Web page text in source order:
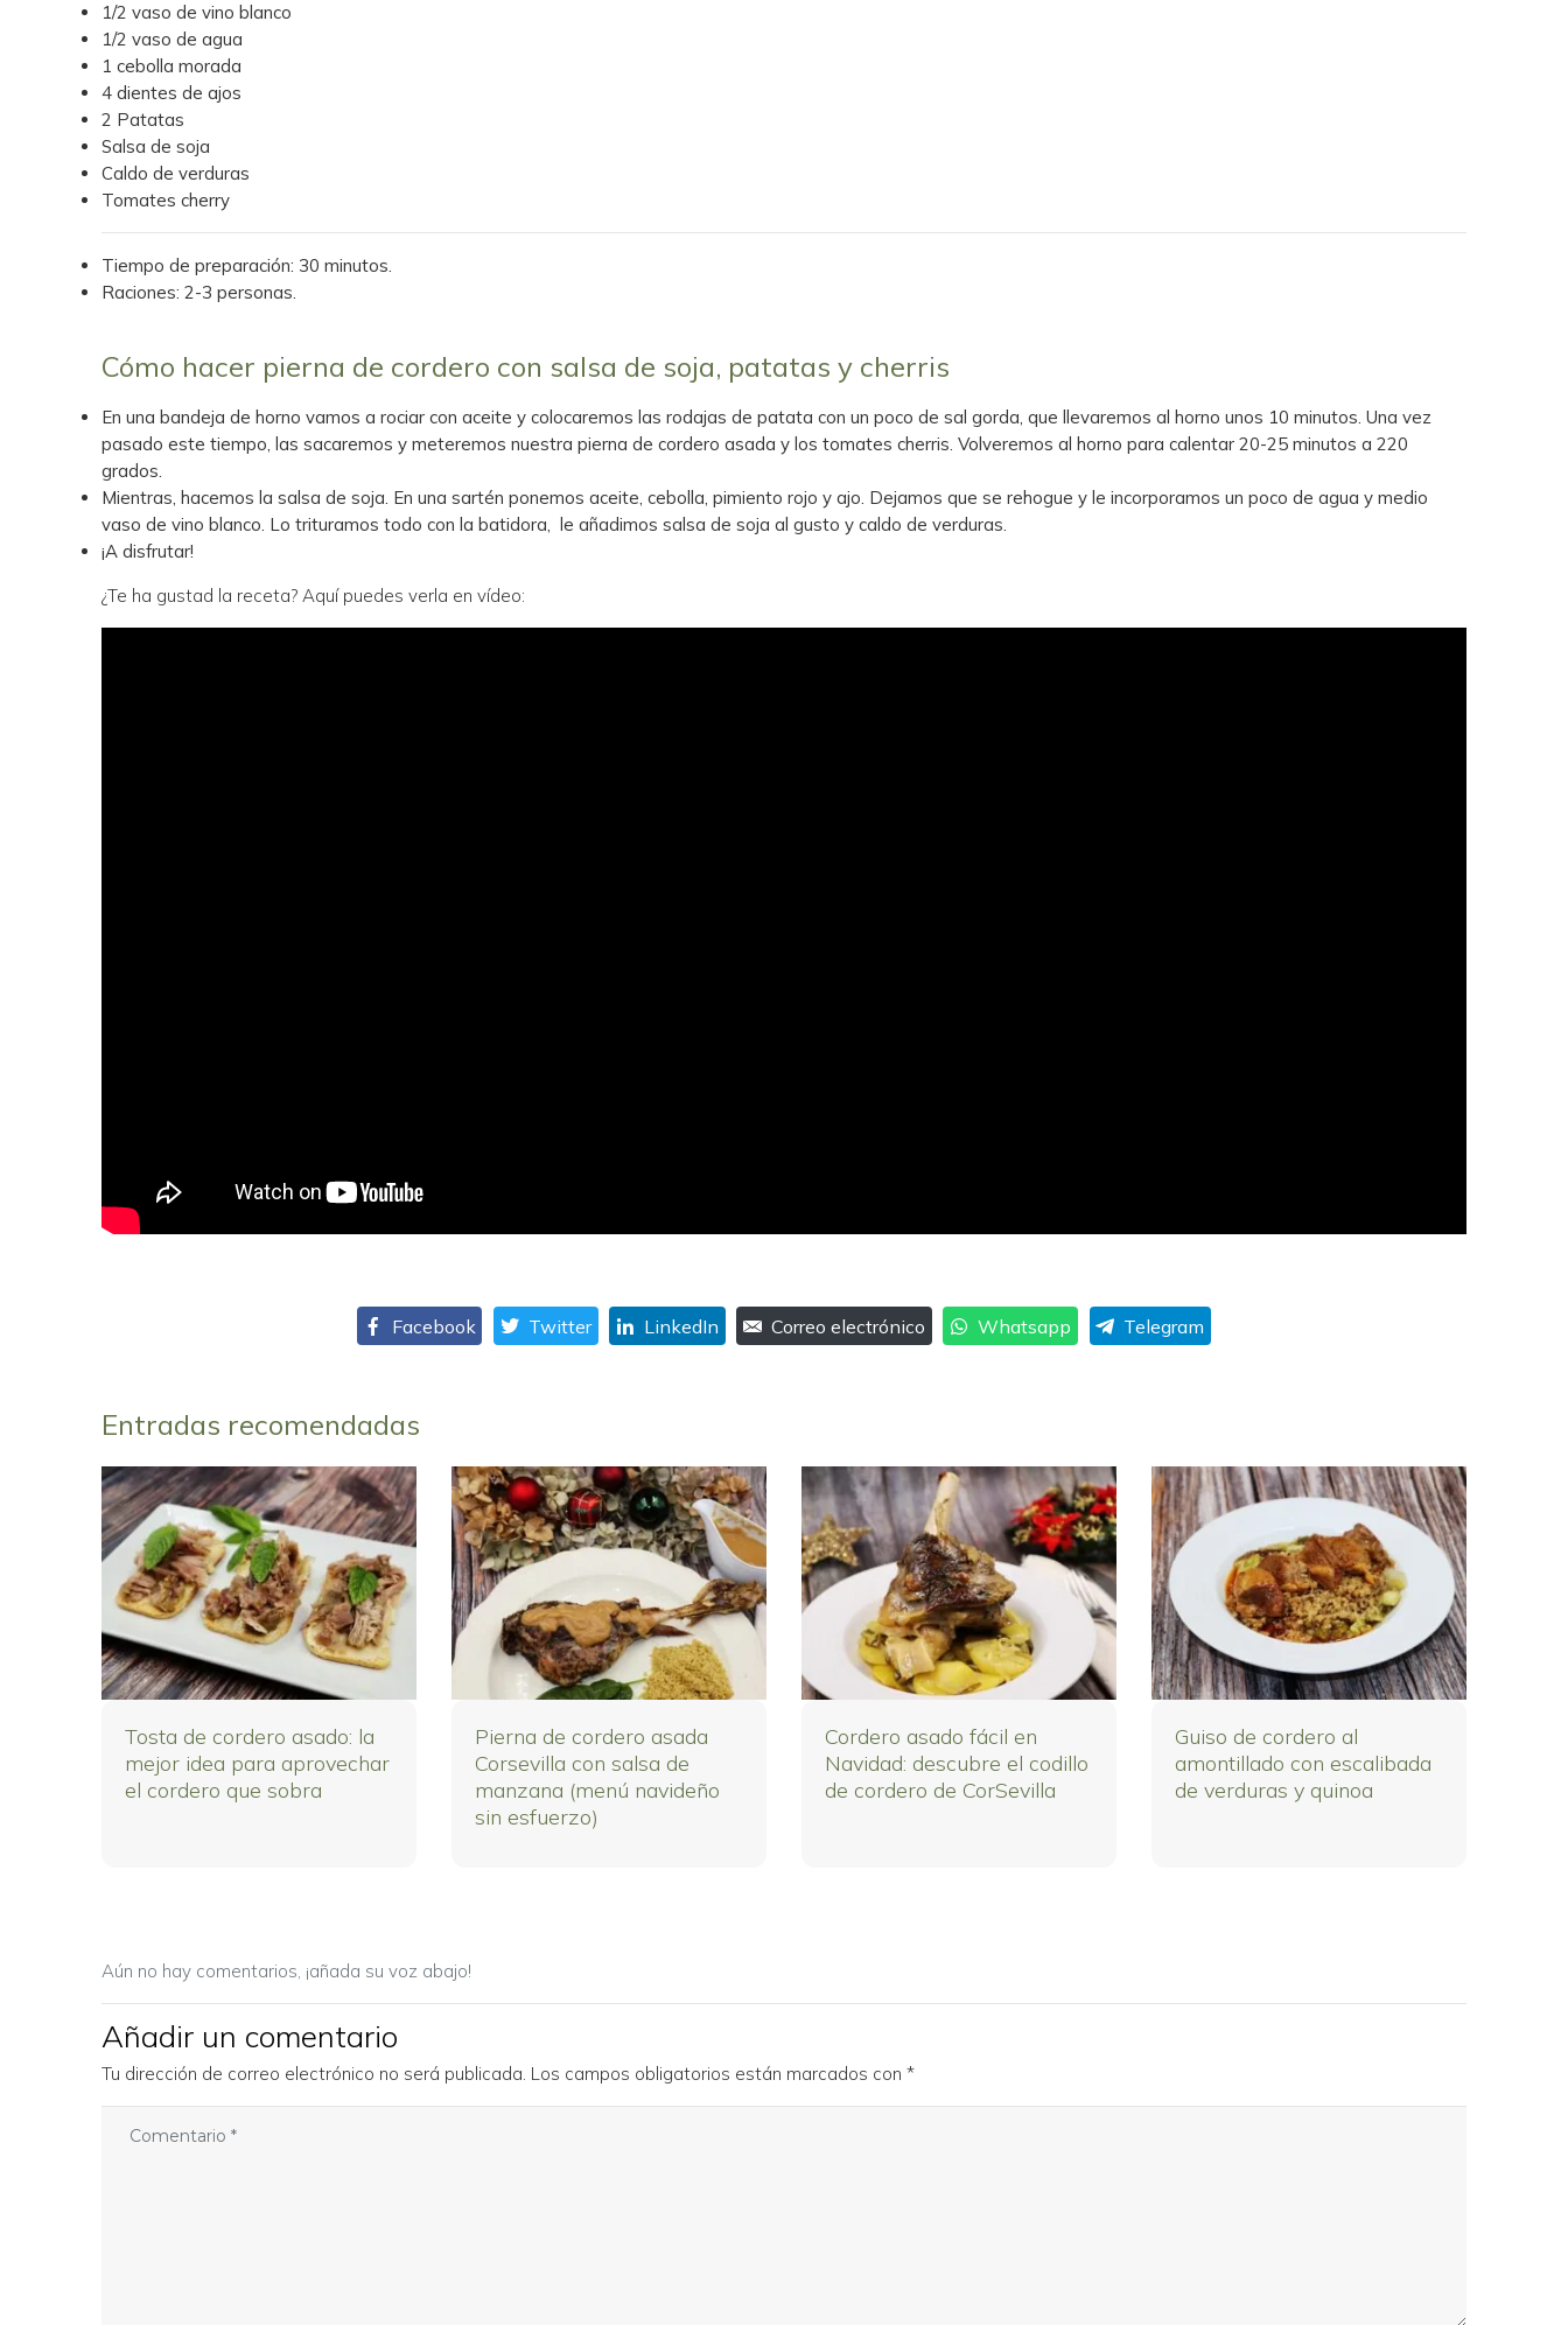
1/2 vaso de vino blanco
1/2 vaso de agua
1 cebolla morada
4 dientes de ajos
2 Patatas
Salsa de soja
Caldo de verduras
Tomates cherry
Tiempo de preparación: 30 minutos.
Raciones: 2-3 personas.
Cómo hacer pierna de cordero con salsa de soja, patatas y cherris
En una bandeja de horno vamos a rociar con aceite y colocaremos las rodajas de patata con un poco de sal gorda, que llevaremos al horno unos 10 minutos. Una vez
pasado este tiempo, las sacaremos y meteremos nuestra pierna de cordero asada y los tomates cherris. Volveremos al horno para calentar 20-25 minutos a 220
grados.
Mientras, hacemos la salsa de soja. En una sartén ponemos aceite, cebolla, pimiento rojo y ajo. Dejamos que se rehogue y le incorporamos un poco de agua y medio
vaso de vino blanco. Lo trituramos todo con la batidora, le añadimos salsa de soja al gusto y caldo de verduras.
¡A disfrutar!
¿Te ha gustad la receta? Aquí puedes verla en vídeo:
Facebook Twitter LinkedIn Correo electrónico Whatsapp Telegram
Entradas recomendadas
Tosta de cordero asado: la
mejor idea para aprovechar
el cordero que sobra
Pierna de cordero asada
Corsevilla con salsa de
manzana (menú navideño
sin esfuerzo)
Cordero asado fácil en
Navidad: descubre el codillo
de cordero de CorSevilla
Guiso de cordero al
amontillado con escalibada
de verduras y quinoa
Aún no hay comentarios, ¡añada su voz abajo!
Añadir un comentario
Tu dirección de correo electrónico no será publicada. Los campos obligatorios están marcados con*